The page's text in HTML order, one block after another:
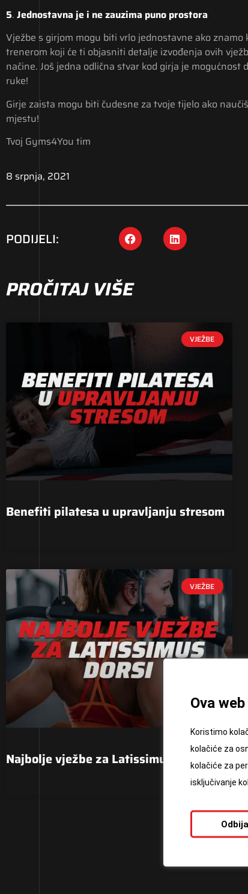
5. Jednostavna je i ne zauzima puno prostora
Vježbe s girjom mogu biti vrlo jednostavne ako
trenerom koji će ti objasniti detalje izvođenja ovih
načine. Još jedna odlična stvar kod girja je
ruke!
Girje zaista mogu biti čudesne za tvoje tijelo ako
mjestu!
Tvoj Gyms4You tim
8 srpnja, 2021
PODIJELI:
PROČITAJ VIŠE
VJEŽBE
Benefiti pilatesa u upravljanju stresom
VJEŽBE
Najbolje vježbe za Latissimus dorsi
Ova
Koristimo
kolačiće za
kolačiće za
isključivanje